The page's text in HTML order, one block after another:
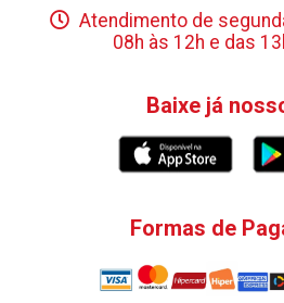
Atendimento de
08h às 12h e das
Baixe já
Formas de